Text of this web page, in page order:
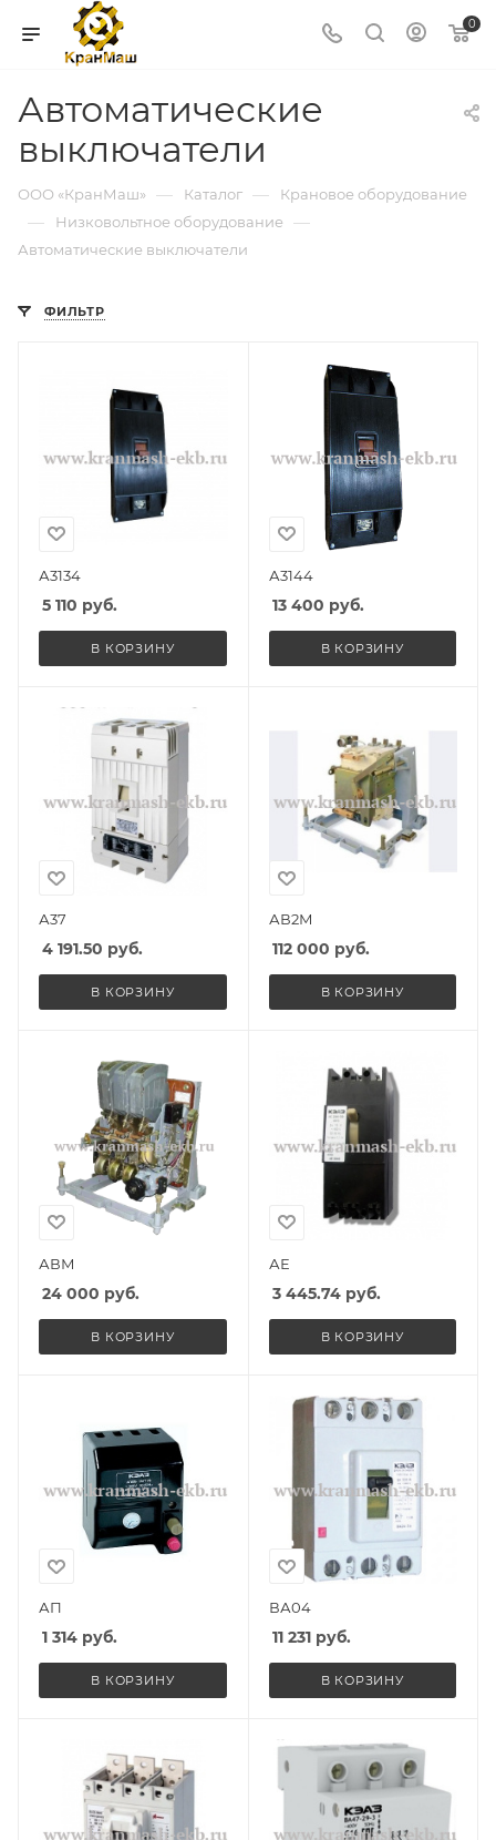
0
Автоматические
выключатели
ООО «КранМаш» — Каталог — Крановое оборудование
— Низковольтное оборудование —
Автоматические выключатели
ФИЛЬТР
А3134
5 110 руб.
В КОРЗИНУ
А3144
13 400 руб.
В КОРЗИНУ
А37
4 191.50 руб.
В КОРЗИНУ
АВ2М
112 000 руб.
В КОРЗИНУ
АВМ
24 000 руб.
В КОРЗИНУ
АЕ
3 445.74руб.
В КОРЗИНУ
АП
1 314 руб.
В КОРЗИНУ
ВА04
11 231руб.
В КОРЗИНУ